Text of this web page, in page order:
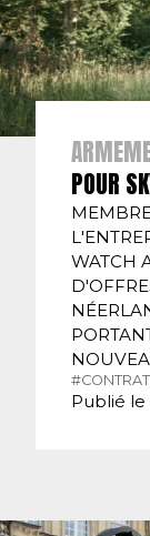
POUR
WATCH
Publié le